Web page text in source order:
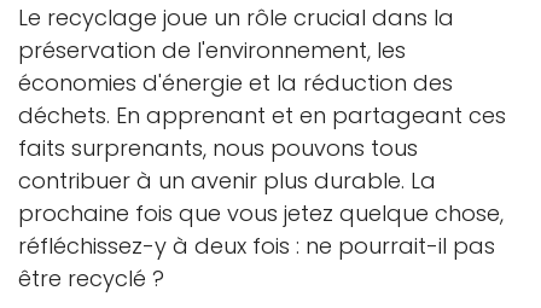
Le recyclage joue un rôle crucial dans la
préservation de l'environnement, les
économies d'énergie et la réduction des
déchets. En apprenant et en partageant ces
faits surprenants, nous pouvons tous
contribuer à un avenir plus durable. La
prochaine fois que vous jetez quelque chose,
réfléchissez-y à deux fois : ne pourrait-il pas
être recyclé ?